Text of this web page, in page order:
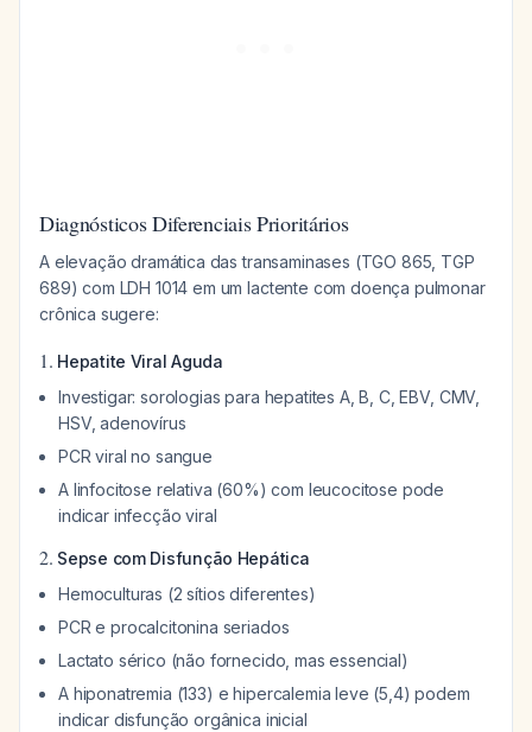
Diagnósticos Diferenciais Prioritários
A elevação dramática das transaminases (TGO 865, TGP
689) com LDH 1014 em um lactente com doença pulmonar
crônica sugere:
1. Hepatite Viral Aguda
Investigar: sorologias para hepatites A, B, C, EBV, CMV,
HSV, adenovírus
PCR viral no sangue
A linfocitose relativa (60%) com leucocitose pode
indicar infecção viral
2. Sepse com Disfunção Hepática
Hemoculturas (2 sítios diferentes)
PCR e procalcitonina seriados
Lactato sérico (não fornecido, mas essencial)
A hiponatremia (133) e hipercalemia leve (5,4) podem
indicar disfunção orgânica inicial